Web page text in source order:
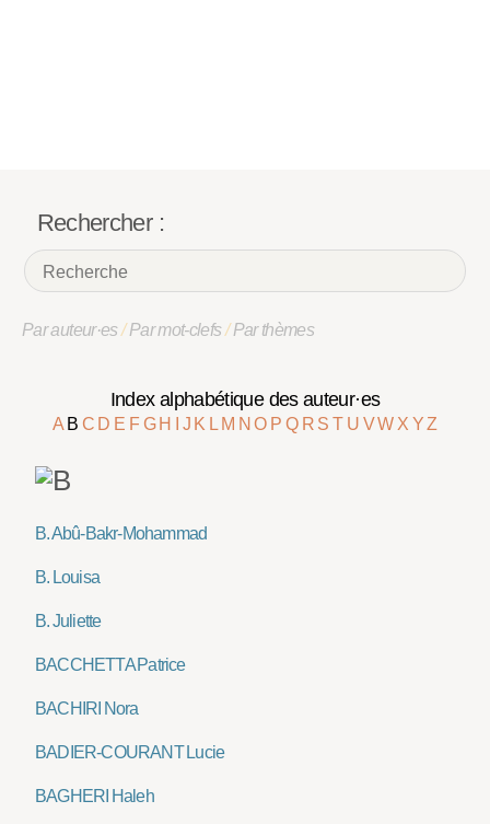
Rechercher :
Par auteur·es/Par mot-clefs/Par thèmes
Index alphabétique des auteur·es
A B C D E F G H J K L M NO P Q R ST U VW X YZ
B. Abû-Bakr-Mohammad
B. Louisa
B. Juliette
BACCHETTA Patrice
BACHIRI Nora
BADIER-COURANT Lucie
BAGHERI Haleh